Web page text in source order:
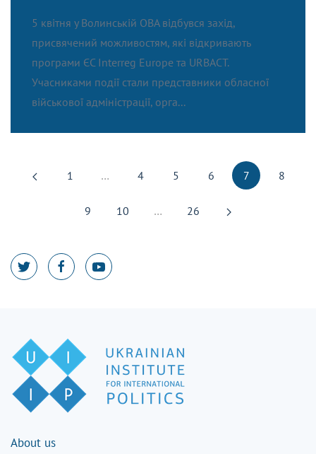
5 квітня у Волинській ОВА відбувся захід,
присвячений можливостям, які відкривають
програми ЄС Interreg Europe та URBACT.
Учасниками події стали представники обласної
військової адміністрації, орга...
1 … 4 5 6 7 8
9 10 … 26
About us